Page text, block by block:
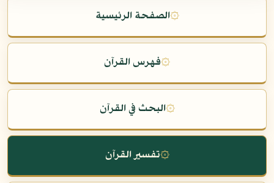
۞الصفحة الرئيسية
۞فهرس القرآن
۞البحث في القرآن
۞تفسير القرآن